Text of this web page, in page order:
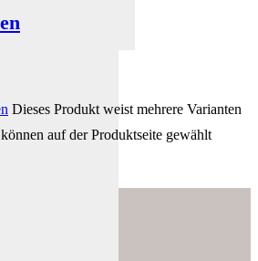
Dieses Produkt weist mehrere Varianten
auf der Produktseite gewählt